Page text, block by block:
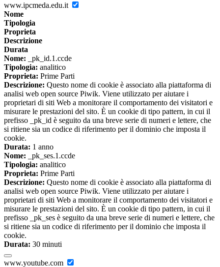
www.ipcmeda.edu.it
Nome
Tipologia
Proprieta
Descrizione
Durata
Nome: _pk_id.1.ccde
Tipologia: analitico
Proprieta: Prime Parti
Descrizione: Questo nome di cookie è associato alla piattaforma di
analisi web open source Piwik. Viene utilizzato per aiutare i
proprietari di siti Web a monitorare il comportamento dei visitatori e
misurare le prestazioni del sito. È un cookie di tipo pattern, in cui il
prefisso _pk_id è seguito da una breve serie di numeri e lettere, che
si ritiene sia un codice di riferimento per il dominio che imposta il
cookie.
Durata: 1 anno
Nome: _pk_ses.1.ccde
Tipologia: analitico
Proprieta: Prime Parti
Descrizione: Questo nome di cookie è associato alla piattaforma di
analisi web open source Piwik. Viene utilizzato per aiutare i
proprietari di siti Web a monitorare il comportamento dei visitatori e
misurare le prestazioni del sito. È un cookie di tipo pattern, in cui il
prefisso _pk_ses è seguito da una breve serie di numeri e lettere, che
si ritiene sia un codice di riferimento per il dominio che imposta il
cookie.
Durata: 30 minuti
www.youtube.com